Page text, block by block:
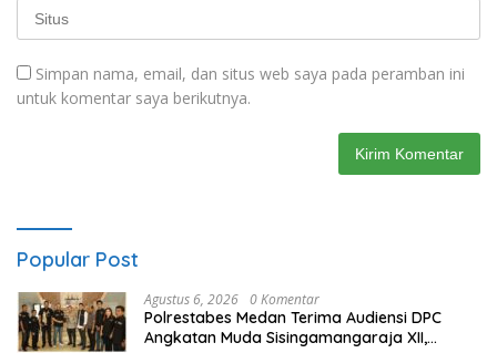
Simpan nama, email, dan situs web saya pada peramban ini
untuk komentar saya berikutnya.
Popular Post
Agustus 6, 2026 0 Komentar
Polrestabes Medan Terima Audiensi DPC
Angkatan Muda Sisingamangaraja XII,